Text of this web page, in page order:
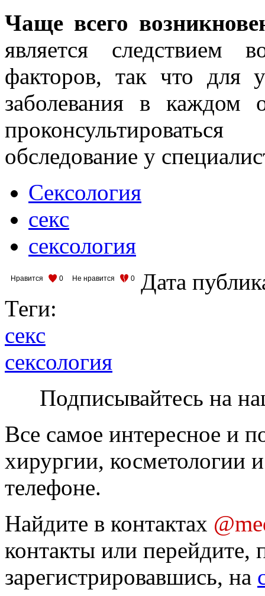
Чаще всего
является следствием
факторов, так что для
заболевания в каждом
обследование у
Сексология
секс
сексология
Нравится 0 Не нравится 0
Дата
Теги:
секс
сексология
Подписывайтесь на
Все самое интересное и
хирургии, косметологии
телефоне.
Найдите в контактах
контакты или перейдите,
зарегистрировавшись, на